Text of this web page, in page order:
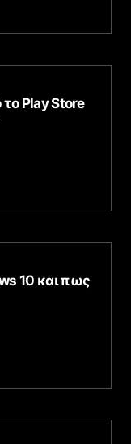
Play Store
10 και πως